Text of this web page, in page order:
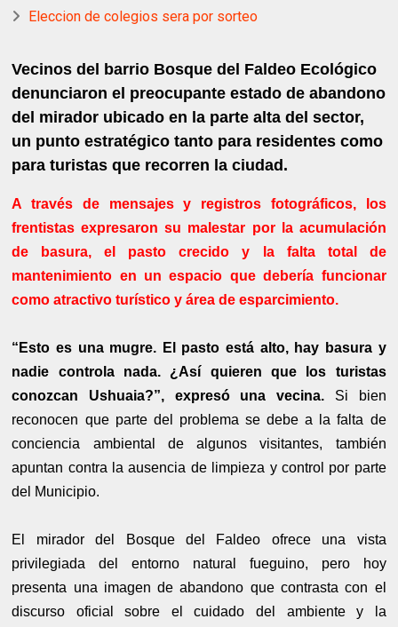
Eleccion de colegios sera por sorteo
Vecinos del barrio Bosque del Faldeo Ecológico
denunciaron el preocupante estado de abandono
del mirador ubicado en la parte alta del sector,
un punto estratégico tanto para residentes como
para turistas que recorren la ciudad.
A través de mensajes y registros fotográficos, los
frentistas expresaron su malestar por la acumulación
de basura, el pasto crecido y la falta total de
mantenimiento en un espacio que debería funcionar
como atractivo turístico y área de esparcimiento.
“Esto es una mugre. El pasto está alto, hay basura y
nadie controla nada. ¿Así quieren que los turistas
conozcan Ushuaia?”, expresó una vecina. Si bien
reconocen que parte del problema se debe a la falta de
conciencia ambiental de algunos visitantes, también
apuntan contra la ausencia de limpieza y control por parte
del Municipio.
El mirador del Bosque del Faldeo ofrece una vista
privilegiada del entorno natural fueguino, pero hoy
presenta una imagen de abandono que contrasta con el
discurso oficial sobre el cuidado del ambiente y la